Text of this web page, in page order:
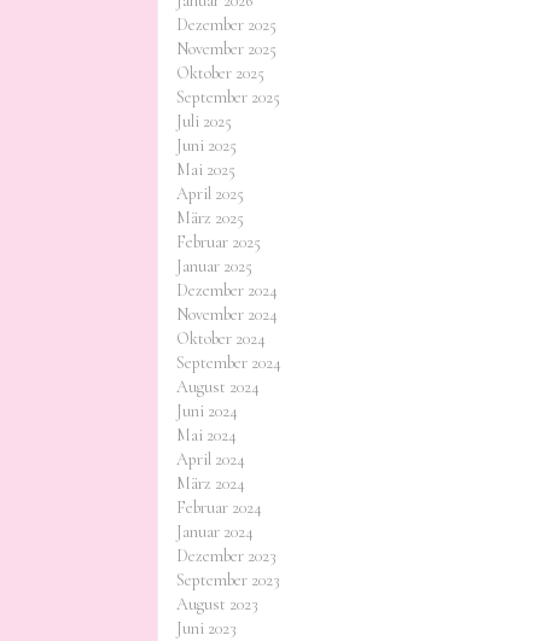
Dezember 2025
November 2025
Oktober 2025
September 2025
Juli 2025
Juni 2025
Mai 2025
April 2025
März 2025
Februar 2025
Januar 2025
Dezember 2024
November 2024
Oktober 2024
September 2024
August 2024
Juni 2024
Mai 2024
April 2024
März 2024
Februar 2024
Januar 2024
Dezember 2023
September 2023
August 2023
Juni 2023